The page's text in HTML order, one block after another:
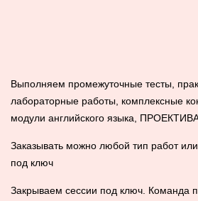
Выполняем промежуточные тесты,
лабораторные работы, комплексные
модули английского языка,
Заказывать можно любой тип работ
под ключ
Закрываем сессии под ключ. Команда